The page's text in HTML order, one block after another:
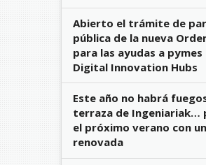
Abierto el trámite de
pública de la nueva
para las ayudas a
Digital Innovation Hubs
Este año no habrá
terraza de Ingeniariak…
el próximo verano con
renovada